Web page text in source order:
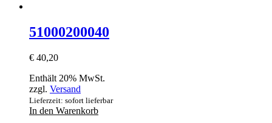
51000200040
€ 40,20
Enthält 20% MwSt.
zzgl. Versand
Lieferzeit: sofort lieferbar
In den Warenkorb